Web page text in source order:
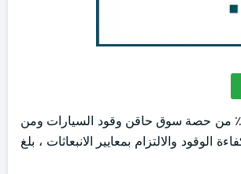
بناء على الوقود ، يتم تقسيم السوق إلى بنزين وديزل وغيرها. في عام 2024 ، استحوذ قطاع البنزين على 60٪ من حصة سوق حاقن وقود السيارات ومن
السيارات لتصعيد كفاءة الوقود والالتزام بمعايير الانبعاثات ، بلغ